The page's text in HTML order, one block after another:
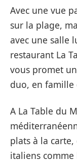
Avec une vue
sur la plage,
avec une salle
restaurant La
vous promet
duo, en famille
A La Table du
plats à la
italiens